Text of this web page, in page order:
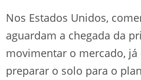
Nos Estados Unidos,
aguardam a chegada da
movimentar o mercado,
preparar o solo para o